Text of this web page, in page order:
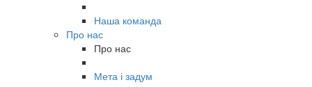
Наша команда
Про нас
Про нас
Мета і задум